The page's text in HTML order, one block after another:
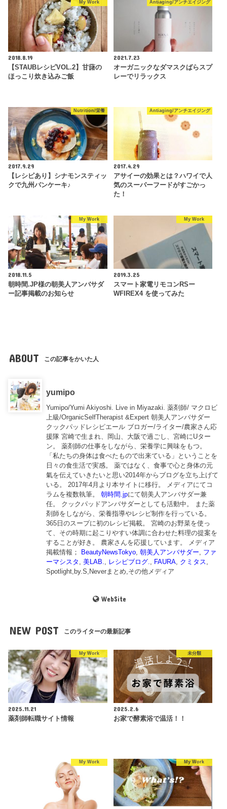
My Work
2018.8.19
【STAUBレシピVOL.2】甘藷の
ほっこり炊き込みご飯
Antiaging/アンチエイジング
2021.7.23
オーガニックなダマスクばらスプ
レーでリラックス
Nutrition/栄養
2017.9.29
【レシピあり】シナモンスティッ
クで九州パンケーキ♪
Antiaging/アンチエイジング
2017.4.29
アサイーの効果とは？ハワイで人
気のスーパーフードがすごかっ
た！
My Work
2018.11.5
朝時間.JP様の朝美人アンバサダ
ー記事掲載のお知らせ
My Work
2019.3.25
スマート家電リモコンRSー
WFIREX4 を使ってみた
ABOUT この記事をかいた人
yumipo
Yumipo/Yumi Akiyoshi. Live in Miyazaki. 薬剤師/ マクロビ
上級/OrganicSelfTherapist &Expert 朝美人アンバサダー
クックパッドレシピエール ブロガー/ライター/農家さん応
援隊 宮崎で生まれ、岡山、大阪で過ごし、宮崎にUター
ン。 薬剤師の仕事をしながら、栄養学に興味をもつ。
「私たちの身体は食べたもので出来ている」ということを
日々の食生活で実感。 薬ではなく、食事で心と身体の元
氣を伝えていきたいと思い2014年からブログを立ち上げて
いる。 2017年4月より本サイトに移行。 メディアにてコ
ラムを複数執筆。朝時間.jpにて朝美人アンバサダー兼
任。 クックパッドアンバサダーとしても活動中。 また薬
剤師をしながら、栄養指導やレシピ制作を行っている。
365日のスープに初のレシピ掲載。 宮崎のお野菜を使っ
て、その時期に起こりやすい体調に合わせた料理の提案を
することが好き。 農家さんを応援しています。 メディア
掲載情報； BeautyNewsTokyo ,朝美人アンバサダー
ファ
ーマシスタ
,美LAB. レシピブログ. FAURA クミタス
Spotlight,by.S,Neverまとめ,その他メディア
WebSite
NEW POST このライターの最新記事
My Work
2025.11.21
薬剤師転職サイト情報
未分類
2025.2.6
お家で酵素浴で温活！！
My Work My Work